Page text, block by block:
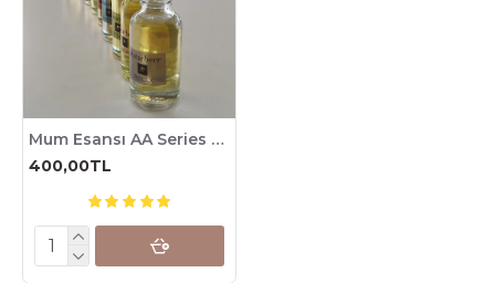
Mum Esansı AA Series (IFRA sertifikalı)
400,00TL